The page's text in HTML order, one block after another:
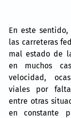
En este
las carreteras
mal estado de
en muchos
velocidad,
viales por
entre otras
en constante